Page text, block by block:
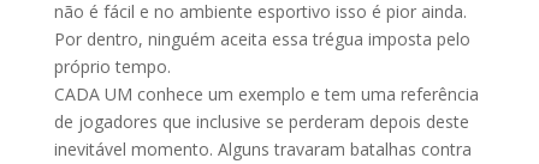
não é fácil e no ambiente esportivo isso é pior ainda.
Por dentro, ninguém aceita essa trégua imposta pelo
próprio tempo.
CADA UM conhece um exemplo e tem uma referência
de jogadores que inclusive se perderam depois deste
inevitável momento. Alguns travaram batalhas contra